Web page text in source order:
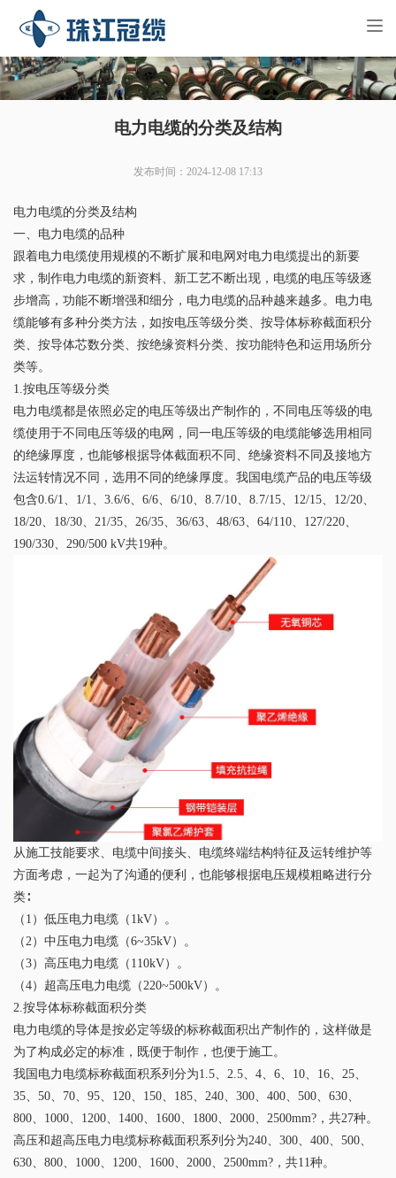
电力电缆的分类及结构
发布时间：2024-12-08 17:13
电力电缆的分类及结构
一、电力电缆的品种
跟着电力电缆使用规模的不断扩展和电网对电力电缆提出的新要
求，制作电力电缆的新资料、新工艺不断出现，电缆的电压等级逐
步增高，功能不断增强和细分，电力电缆的品种越来越多。电力电
缆能够有多种分类方法，如按电压等级分类、按导体标称截面积分
类、按导体芯数分类、按绝缘资料分类、按功能特色和运用场所分
类等。
1.按电压等级分类
电力电缆都是依照必定的电压等级出产制作的，不同电压等级的电
缆使用于不同电压等级的电网，同一电压等级的电缆能够选用相同
的绝缘厚度，也能够根据导体截面积不同、绝缘资料不同及接地方
法运转情况不同，选用不同的绝缘厚度。我国电缆产品的电压等级
包含0.6/1、1/1、3.6/6、6/6、6/10、8.7/10、8.7/15、12/15、12/20、
18/20、18/30、21/35、26/35、36/63、48/63、64/110、127/220、
190/330、290/500 kV共19种。
从施工技能要求、电缆中间接头、电缆终端结构特征及运转维护等
方面考虑，一起为了沟通的便利，也能够根据电压规模粗略进行分
类∶
（1）低压电力电缆（1kV）。
（2）中压电力电缆（6~35kV）。
（3）高压电力电缆（110kV）。
（4）超高压电力电缆（220~500kV）。
2.按导体标称截面积分类
电力电缆的导体是按必定等级的标称截面积出产制作的，这样做是
为了构成必定的标准，既便于制作，也便于施工。
我国电力电缆标称截面积系列分为1.5、2.5、4、6、10、16、25、
35、50、70、95、120、150、185、240、300、400、500、630、
800、1000、1200、1400、1600、1800、2000、2500mm?，共27种。
高压和超高压电力电缆标称截面积系列分为240、300、400、500、
630、800、1000、1200、1600、2000、2500mm?，共11种。